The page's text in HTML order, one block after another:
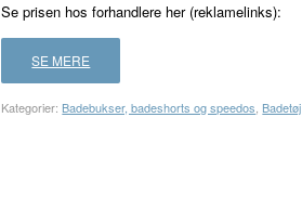
Se prisen hos forhandlere her (reklamelinks):
SE MERE
Kategorier: Badebukser, badeshorts og speedos, Badetøj